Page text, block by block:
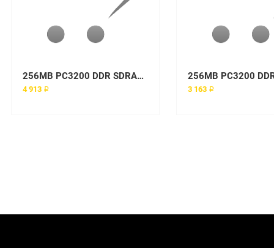
256MB PC3200 DDR SDRAM UDIMM
4 913 ₽ 3 163 ₽